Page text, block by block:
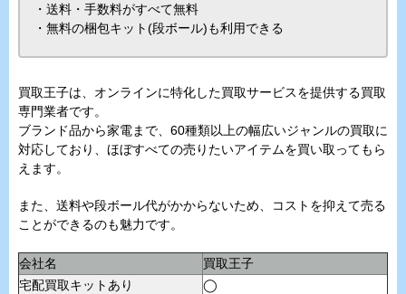
・送料・手数料がすべて無料
・無料の梱包キット(段ボール)も利用できる
買取王子は、オンラインに特化した買取サービスを提供する買取
専門業者です。
ブランド品から家電まで、60種類以上の幅広いジャンルの買取に
対応しており、ほぼすべての売りたいアイテムを買い取ってもら
えます。
また、送料や段ボール代がかからないため、コストを抑えて売る
ことができるのも魅力です。
会社名
買取王子
宅配買取キットあり
◯